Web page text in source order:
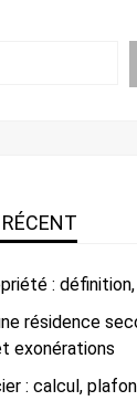
:
résidence
exonérations
: calcul,